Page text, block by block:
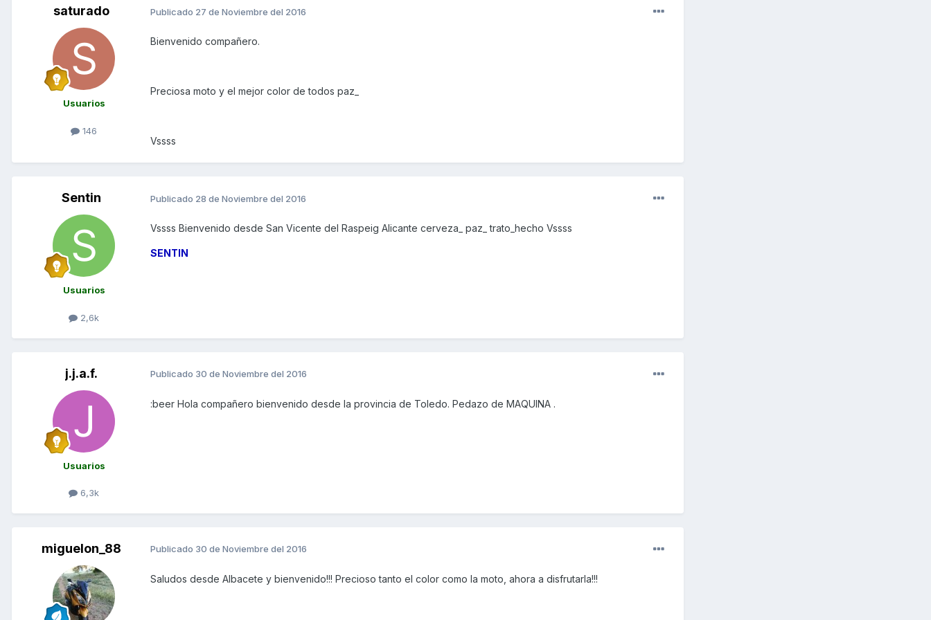
saturado
Usuarios
146
Publicado 27 de Noviembre del 2016
Bienvenido compañero.
Preciosa moto y el mejor color de todos paz_
Vssss
Sentin
Usuarios
2,6k
Publicado 28 de Noviembre del 2016
Vssss Bienvenido desde San Vicente del Raspeig Alicante cerveza_ paz_ trato_hecho Vssss
SENTIN
j.j.a.f.
Usuarios
6,3k
Publicado 30 de Noviembre del 2016
:beer Hola compañero bienvenido desde la provincia de Toledo. Pedazo de MAQUINA .
miguelon_88 Publicado 30 de Noviembre del 2016
Saludos desde Albacete y bienvenido!!! Precioso tanto el color como la moto, ahora a disfrutarla!!!